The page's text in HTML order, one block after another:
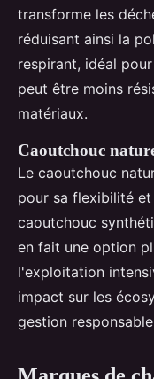
transforme les
réduisant ainsi la
respirant, idéal
peut être moins
matériaux.
Caoutchouc
Le caoutchouc
pour sa flexibilité
caoutchouc
en fait une option
l'exploitation
impact sur les
gestion